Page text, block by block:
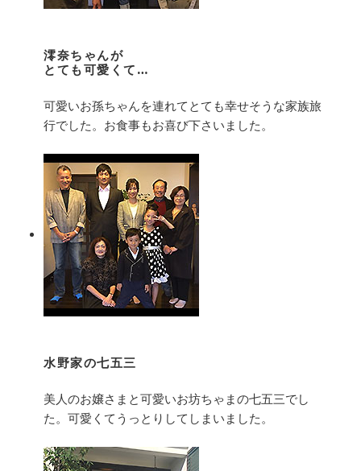
澪奈ちゃんが
とても可愛くて…
可愛いお孫ちゃんを連れてとても幸せそうな家族旅
行でした。お食事もお喜び下さいました。
水野家の七五三
美人のお嬢さまと可愛いお坊ちゃまの七五三でし
た。可愛くてうっとりしてしまいました。